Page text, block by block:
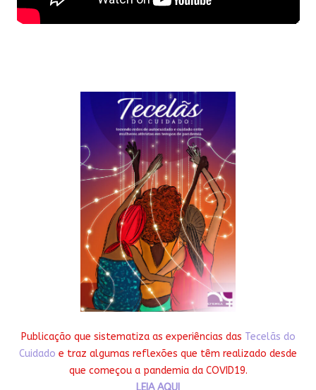
Publicação que sistematiza as experiências das Tecelãs do
Cuidado e traz algumas reflexões que têm realizado desde
que começou a pandemia da COVID19.
LEIA AQUI